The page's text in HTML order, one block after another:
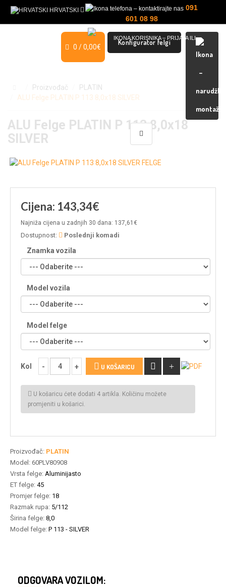
HRVATSKI
091
601 08 98
0 / 0,00€
Konfigurator felgi
Proizvođač
PLATIN
ALU Felge PLATIN P 113 8,0x18 SILVER
ALU Felge PLATIN P 113 8,0x18
SILVER
Cijena: 143,34€
Najniža cijena u zadnjih 30 dana: 137,61€
Dostupnost: Poslednji komadi
Znamka vozila
Model vozila
Model felge
Kol U KOŠARICU
U košaricu ćete dodati 4 artikla. Količinu možete
promjeniti u košarici.
Proizvođač: PLATIN
Model: 60PLV80908
Vrsta felge: Aluminijasto
ET felge: 45
Promjer felge: 18
Razmak rupa: 5/112
Širina felge: 8,0
Model felge: P 113 - SILVER
ODGOVARA VOZILOM: